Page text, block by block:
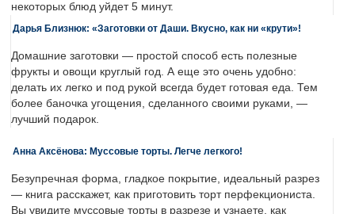
некоторых блюд уйдет 5 минут.
Дарья Близнюк: «Заготовки от Даши. Вкусно, как ни «крути»!
Домашние заготовки — простой способ есть полезные
фрукты и овощи круглый год. А еще это очень удобно:
делать их легко и под рукой всегда будет готовая еда. Тем
более баночка угощения, сделанного своими руками, —
лучший подарок.
Анна Аксёнова: Муссовые торты. Легче легкого!
Безупречная форма, гладкое покрытие, идеальный разрез
— книга расскажет, как приготовить торт перфекциониста.
Вы увидите муссовые торты в разрезе и узнаете, как